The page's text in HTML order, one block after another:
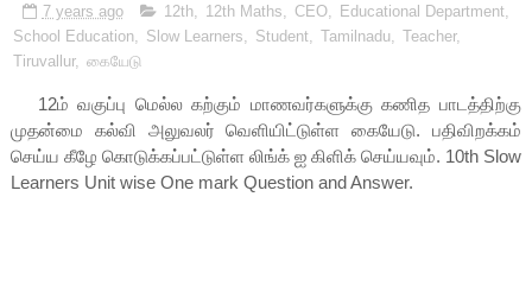
7 years ago 12th, 12th Maths CEO, Educational Department
School Education, Slow Learners Student Tamilnadu Teacher,
Tiruvallur, கையேடு
12ம் வகுப்பு மெல்ல கற்கும் மாணவர்களுக்கு கணித பாடத்திற்கு
முதன்மை கல்வி அலுவலர் வெளியிட்டுள்ள கையேடு.பதிவிறக்கம்
செய்ய கீழே கொடுக்கப்பட்டுள்ள லிங்க் ஐ கிளிக் செய்யவும். 10th Slow
Learners Unit wise One mark Question and Answer.